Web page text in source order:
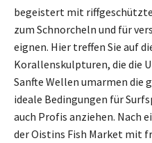
begeistert mit
zum Schnorcheln und für
eignen. Hier treffen Sie auf
Korallenskulpturen, die die
Sanfte Wellen umarmen die
ideale Bedingungen für
auch Profis anziehen. Nach
der Oistins Fish Market mit